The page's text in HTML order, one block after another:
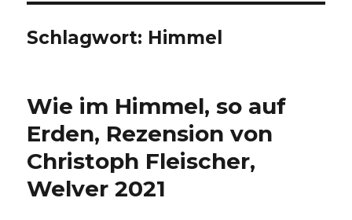
Schlagwort: Himmel
Wie im Himmel, so auf
Erden, Rezension von
Christoph Fleischer,
Welver 2021